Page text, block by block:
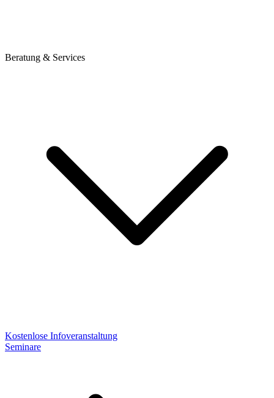
Beratung & Services
Kostenlose Infoveranstaltung
Seminare